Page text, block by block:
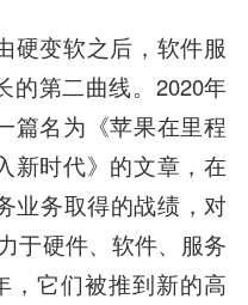
硬变软之后，软件服
的第二曲线。2020年
篇名为《苹果在里程
新时代》的文章，在
业务取得的战绩，对
于硬件、软件、服务
，它们被推到新的高